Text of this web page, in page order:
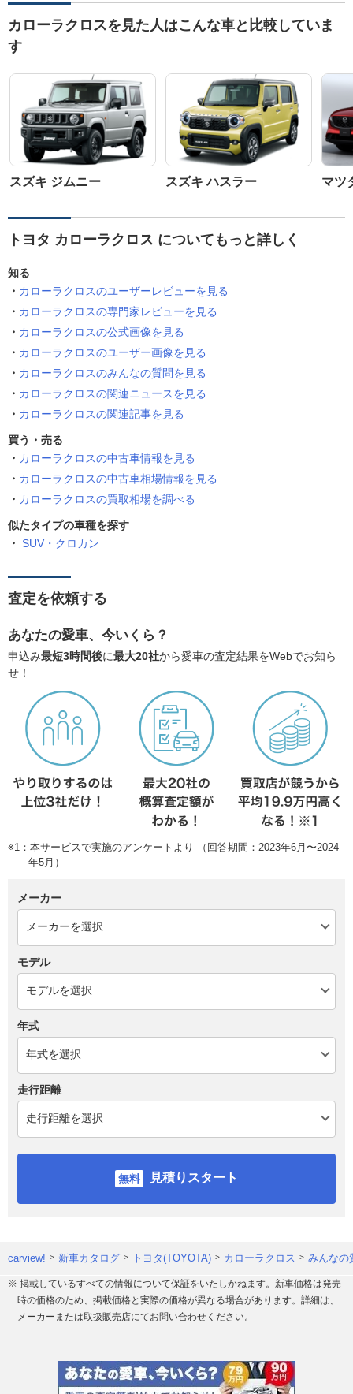
カローラクロスを見た人はこんな車と比較していま
す
スズキ ジムニー スズキ ハスラー マツ
トヨタ カローラクロス についてもっと詳しく
知る
カローラクロスのユーザーレビューを見る
カローラクロスの専門家レビューを見る
カローラクロスの公式画像を見る
カローラクロスのユーザー画像を見る
カローラクロスのみんなの質問を見る
カローラクロスの関連ニュースを見る
カローラクロスの関連記事を見る
買う・売る
カローラクロスの中古車情報を見る
カローラクロスの中古車相場情報を見る
カローラクロスの買取相場を調べる
似たタイプの車種を探す
SUV・クロカン
査定を依頼する
あなたの愛車、今いくら？
申込み最短3時間後に最大20社から愛車の査定結果をWebでお知ら
せ！
※1：本サービスで実施のアンケートより （回答期間：2023年6月〜2024
年5月）
メーカー
モデル
年式
走行距離
見積りスタート
carview! 新車カタログ トヨタ(TOYOTA) カローラクロス みんなの
※ 掲載しているすべての情報について保証をいたしかねます。新車価格は発売
時の価格のため、掲載価格と実際の価格が異なる場合があります。詳細は、
メーカーまたは取扱販売店にてお問い合わせください。